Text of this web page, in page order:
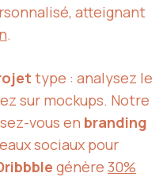
atteignant
.
type : analysez le
sur mockups. Notre
vous en branding
sociaux pour
génère 30%